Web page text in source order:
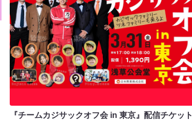
『チームカジサックオフ会 in 東京』配信チケット